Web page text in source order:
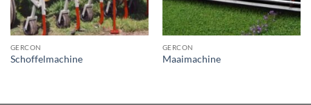
GERCON
Schoffelmachine
GERCON
Maaimachine